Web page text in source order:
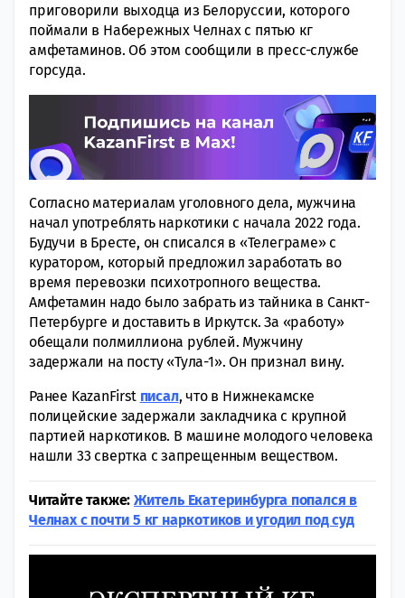
приговорили выходца из Белоруссии, которого
поймали в Набережных Челнах с пятью кг
амфетаминов. Об этом сообщили в пресс-службе
горсуда.
Согласно материалам уголовного дела, мужчина
начал употреблять наркотики с начала 2022 года.
Будучи в Бресте, он списался в «Телеграме» с
куратором, который предложил заработать во
время перевозки психотропного вещества.
Амфетамин надо было забрать из тайника в Санкт-
Петербурге и доставить в Иркутск. За «работу»
обещали полмиллиона рублей. Мужчину
задержали на посту «Тула-1». Он признал вину.
Ранее KazanFirst писал, что в Нижнекамске
полицейские задержали закладчика с крупной
партией наркотиков. В машине молодого человека
нашли 33 свертка с запрещенным веществом.
Читайте также:Житель Екатеринбурга попался в
Челнах с почти 5 кг наркотиков и угодил под суд